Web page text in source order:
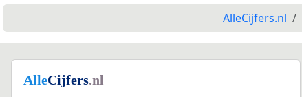
AlleCijfers.nl